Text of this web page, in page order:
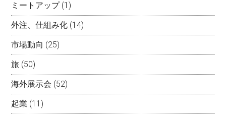
ミートアップ(1)
外注、仕組み化 (14)
市場動向 (25)
旅 (50)
海外展示会 (52)
起業 (11)